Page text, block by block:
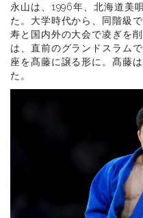
永山は、1996年、北海道美
た。大学時代から、同階級
寿と国内外の大会で凌ぎを
は、直前のグランドスラム
座を髙藤に譲る形に。髙藤
た。